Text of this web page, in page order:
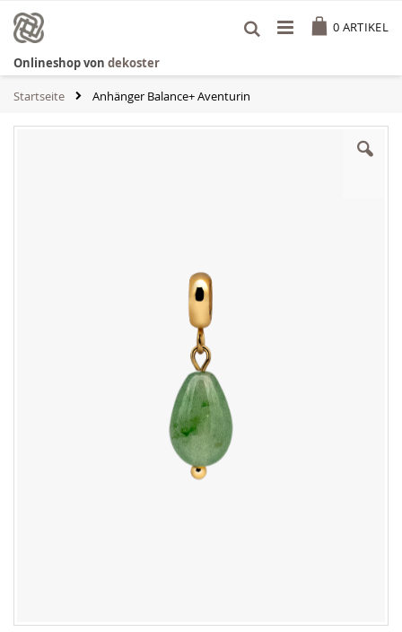
Inhalt
springen
0 ARTIKEL
Onlineshop von dekoster
Startseite Anhänger Balance+ Aventurin